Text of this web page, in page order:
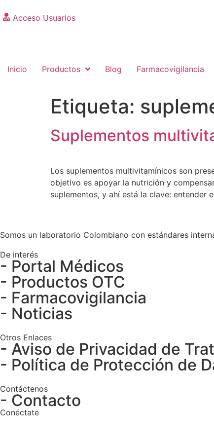
Acceso Usuarios
Inicio Productos Blog Farmacovigilancia
Etiqueta:
Suplementos
Los suplementos multivitamínicos son
objetivo es apoyar la nutrición y
suplementos, y ahí está la clave: entender
Somos un laboratorio Colombiano con estándares
De interés
- Portal Médicos
- Productos OTC
- Farmacovigilancia
- Noticias
Otros Enlaces
- Aviso de Privacidad de
- Política de Protección de
Contáctenos
- Contacto
Conéctate